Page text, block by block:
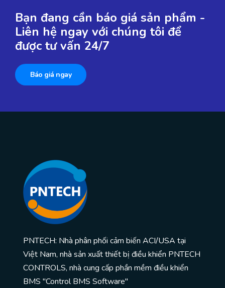
Bạn đang cần báo giá sản phẩm -
Liên hệ ngay với chúng tôi để
được tư vấn 24/7
Báo giá ngay
PNTECH: Nhà phân phối cảm biến ACI/USA tại
Việt Nam, nhà sản xuất thiết bị điều khiển PNTECH
CONTROLS, nhà cung cấp phần mềm điều khiển
BMS "Control BMS Software"